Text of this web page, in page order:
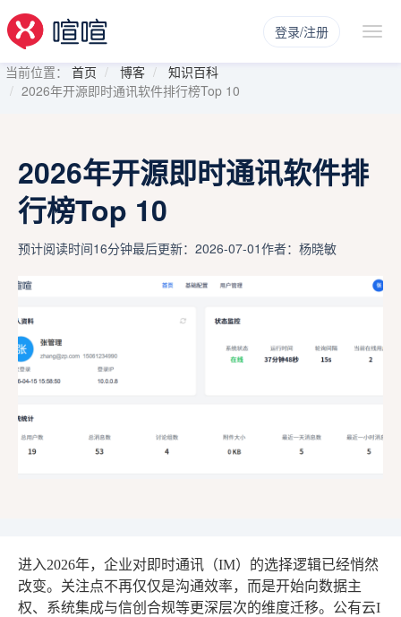
登录/注册
当前位置： 首页 博客
知识百科
2026年开源即时通讯软件排行榜Top 10
2026年开源即时通讯软件排
行榜Top 10
预计阅读时间16分钟最后更新：2026-07-01作者：杨晓敏
进入2026年，企业对即时通讯（IM）的选择逻辑已经悄然
改变。关注点不再仅仅是沟通效率，而是开始向数据主
权、系统集成与信创合规等更深层次的维度迁移。公有云I